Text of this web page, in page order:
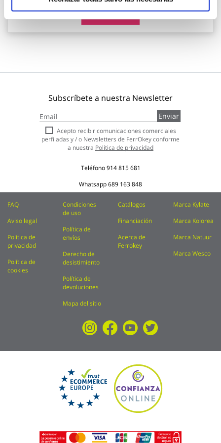
Subscríbete a nuestra Newsletter
a
nuestro
boletín
de
Enviar
Acepto recibir comunicaciones comerciales
perfiladas y / o Newsletters de FerrOkey conforme
a nuestra Política de privacidad
Teléfono914 815 681
Whatsapp689 163 848
FAQ
Aviso legal
Política de
privacidad
Política de
cookies
Condiciones
de uso
Política de
envíos
Derecho de
desistimiento
Política de
devoluciones
Mapa del sitio
Catálogos
Financiación
Acerca de
Ferrokey
Marca Kylate
Marca Kolorea
Marca Natuur
Marca Wesco